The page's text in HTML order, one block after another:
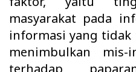
masyarakat pada
informasi yang
menimbulkan mis-
terhadap